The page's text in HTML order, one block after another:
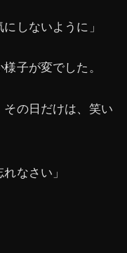
しないように」
子が変でした。
の日だけは、笑い
なさい」